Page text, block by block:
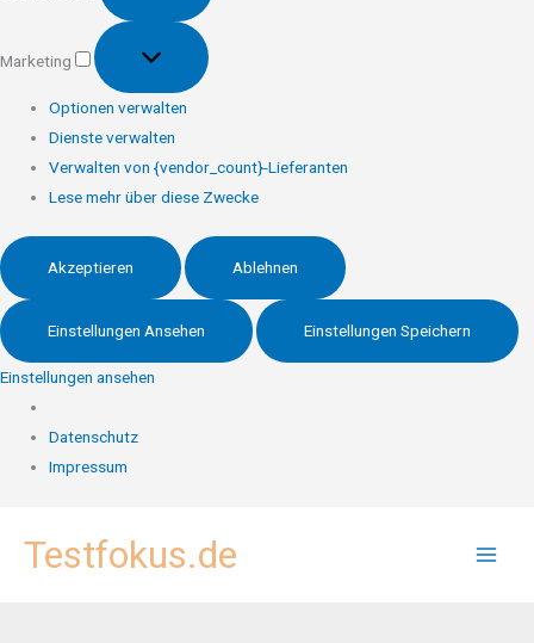
Marketing
Marketing
Optionen verwalten
Dienste verwalten
Verwalten von {vendor_count}-Lieferanten
Lese mehr über diese Zwecke
Akzeptieren Ablehnen
Einstellungen Ansehen Einstellungen Speichern
Einstellungen ansehen
Datenschutz
Impressum
InhaltTestfokus.de